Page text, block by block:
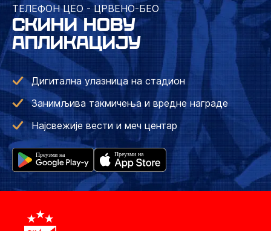
ТЕЛЕФОН ЦЕО - ЦРВЕНО-БЕО
СКИНИ НОВУ
АПЛИКАЦИЈУ
Дигитална улазница на стадион
Занимљива такмичења и вредне награде
Најсвежије вести и меч центар